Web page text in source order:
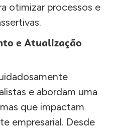
otimizar processos e
e Atualização
e abordam uma
que impactam
empresarial. Desde